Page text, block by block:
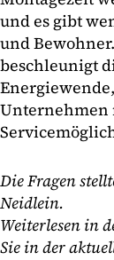
und es gibt
und
beschleunigt
Unternehmen
Die Fragen
Neidlein.
Weiterlesen in
Sie in der